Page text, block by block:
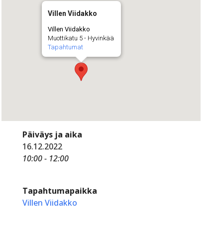
Villen Viidakko
Villen Viidakko
Muottikatu 5 - Hyvinkää
Tapahtumat
Päiväys ja aika
16.12.2022
10:00 - 12:00
Tapahtumapaikka
Villen Viidakko